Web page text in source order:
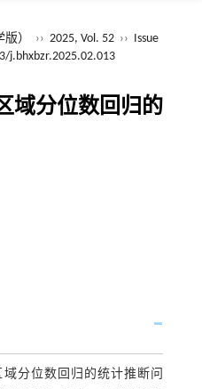
） ›› 2025, Vol. 52 ›› Issue
j.bhxbzr.2025.02.013
域分位数回归的
分位数回归的统计推断问